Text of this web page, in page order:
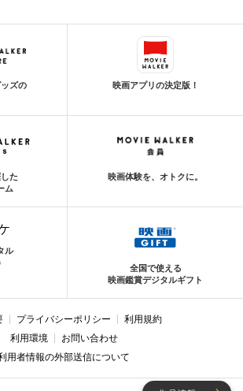
ズの
映画アプリの決定版！
た
ム
映画体験を、オトクに。
ル
全国で使える
映画鑑賞デジタルギフト
プライバシーポリシー
利用規約
利用環境
お問い合わせ
用者情報の外部送信について